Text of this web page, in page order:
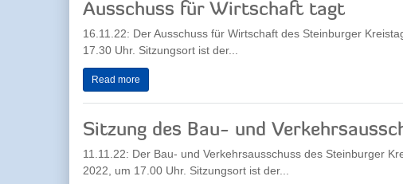
Ausschuss für Wirtschaft tagt
16.11.22: Der Ausschuss für Wirtschaft des Steinburger
17.30 Uhr. Sitzungsort ist der...
Read more
Sitzung des Bau- und
11.11.22: Der Bau- und Verkehrsausschuss des Steinburger
2022, um 17.00 Uhr. Sitzungsort ist der...